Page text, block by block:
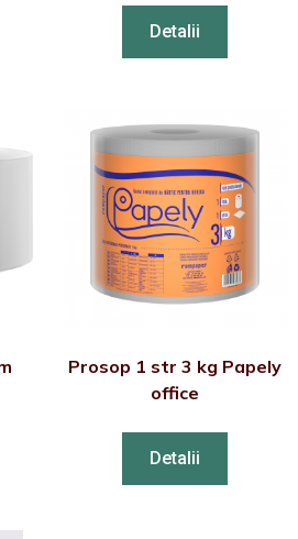
Detalii
Prosop 1 str 3 kg Papely
office
Detalii